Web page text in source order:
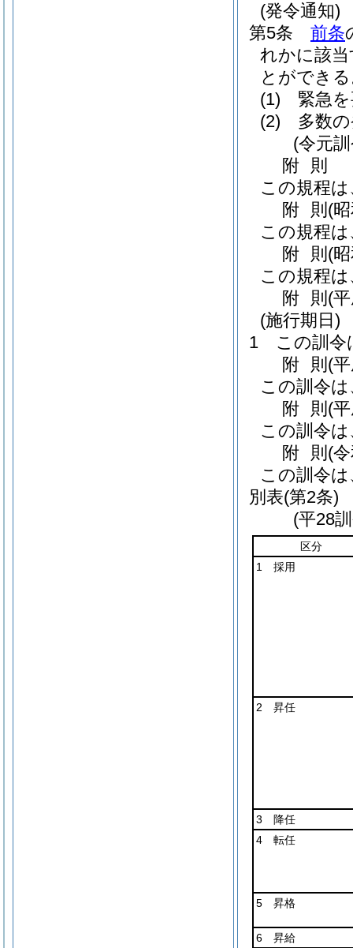
(発令通知)
第5条
前条
れかに該
とができ
(1)
緊急
(2)
多数
(令元
附 則
この規程
附 則 (
この規程
附 則 (
この規程
附 則 (
(施行期日)
1
この訓令
附 則 (
この訓令
附 則 (
この訓令
附 則 (
この訓令
別表(第2条)
(平28
区分
1 採用
2 昇任
3 降任
4 転任
5 昇格
6 昇給